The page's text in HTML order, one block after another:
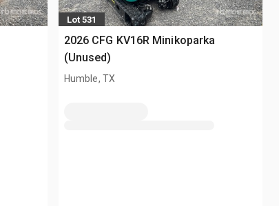
Lot 531
2026 CFG KV16R Minikoparka
(Unused)
Humble, TX